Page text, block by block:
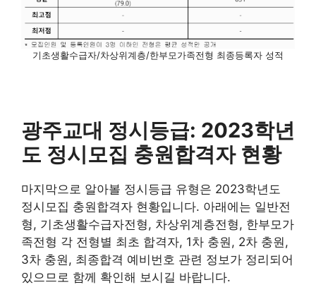
기초생활수급자/차상위계층/한부모가족전형 최종등록자 성적
광주교대 정시등급: 2023학년
도 정시모집 충원합격자 현황
마지막으로 알아볼 정시등급 유형은 2023학년도
정시모집 충원합격자 현황입니다. 아래에는 일반전
형, 기초생활수급자전형, 차상위계층전형, 한부모가
족전형 각 전형별 최초 합격자, 1차 충원, 2차 충원,
3차 충원, 최종합격 예비번호 관련 정보가 정리되어
있으므로 함께 확인해 보시길 바랍니다.